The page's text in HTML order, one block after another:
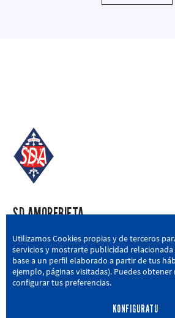
SD AMOREBIETA
San Miguel Kalea, 16, 48340
946 604 751 | sda@sdamorebieta.eus
Utilizamos Cookies propias y de terceros
servicios y mostrarte publicidad
base a un perfil elaborado a partir de tus
ejemplo, páginas visitadas). Puedes
configurar tus preferencias.
KONFIGURATU